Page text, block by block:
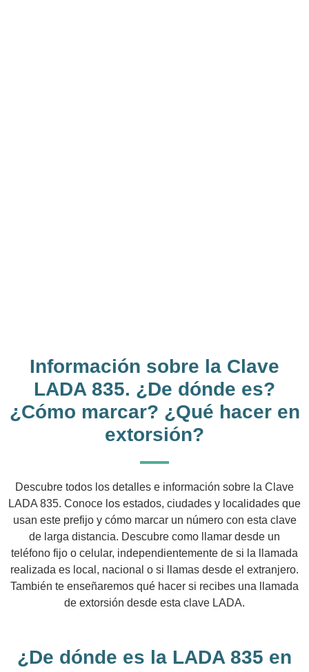
Información sobre la Clave
LADA 835. ¿De dónde es?
¿Cómo marcar? ¿Qué hacer en
extorsión?
Descubre todos los detalles e información sobre la Clave
LADA 835. Conoce los estados, ciudades y localidades que
usan este prefijo y cómo marcar un número con esta clave
de larga distancia. Descubre como llamar desde un
teléfono fijo o celular, independientemente de si la llamada
realizada es local, nacional o si llamas desde el extranjero.
También te enseñaremos qué hacer si recibes una llamada
de extorsión desde esta clave LADA.
¿De dónde es la LADA 835 en